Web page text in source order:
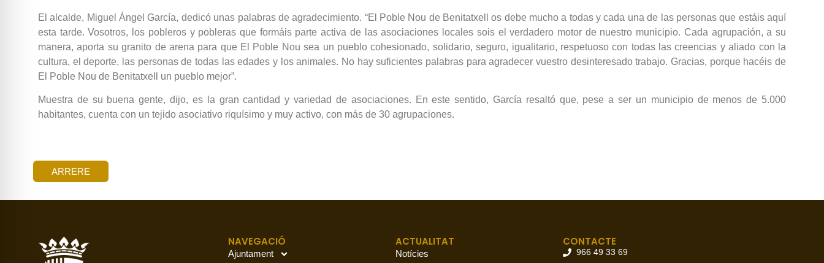
El alcalde, Miguel Ángel García, dedicó unas palabras de agradecimiento. “El Poble Nou de Benitatxell os debe mucho a todas y cada una de las personas que estáis aquí
esta tarde. Vosotros, los pobleros y pobleras que formáis parte activa de las asociaciones locales sois el verdadero motor de nuestro municipio. Cada agrupación, a su
manera, aporta su granito de arena para que El Poble Nou sea un pueblo cohesionado, solidario, seguro, igualitario, respetuoso con todas las creencias y aliado con la
cultura, el deporte, las personas de todas las edades y los animales. No hay suficientes palabras para agradecer vuestro desinteresado trabajo. Gracias, porque hacéis de
El Poble Nou de Benitatxell un pueblo mejor”.
Muestra de su buena gente, dijo, es la gran cantidad y variedad de asociaciones. En este sentido, García resaltó que, pese a ser un municipio de menos de 5.000
habitantes, cuenta con un tejido asociativo riquísimo y muy activo, con más de 30 agrupaciones.
ARRERE
NAVEGACIÓ
Ajuntament
ACTUALITAT
Notícies
CONTACTE
966 49 33 69